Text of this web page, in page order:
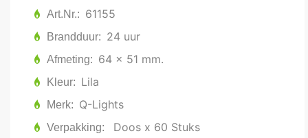
Art.Nr. 61155
Brandduur 24 uur
Afmeting 64 x 51 mm.
Kleur Lila
Merk Q-Lights
Verpakking Doos x 60 Stuks